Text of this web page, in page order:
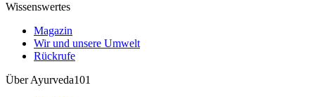
Wissenswertes
Magazin
Wir und unsere Umwelt
Rückrufe
Über Ayurveda101